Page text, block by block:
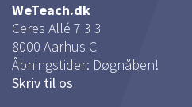
WeTeach.dk
Ceres Allé 7 3 3
8000 Aarhus C
Åbningstider: Døgnåben!
Skriv til os